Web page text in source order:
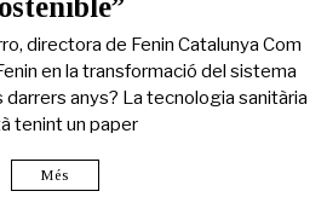
directora de Fenin Catalunya Com
en la transformació del sistema
darrers anys? La tecnologia sanitària
tenint un paper
Més